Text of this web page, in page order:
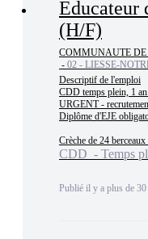
Educateur
(H/F)
COMMUNAUTE
- 02 - LIESSE-
Descriptif de l'emploi
CDD temps plein, 1
URGENT -
Diplôme d'EJE
Crèche de 24
CDD - Temps
Publié il y a plus de